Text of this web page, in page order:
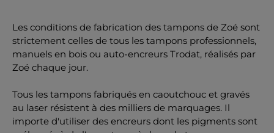
Les conditions de fabrication des tampons de Zoé sont
strictement celles de tous les tampons professionnels,
manuels en bois ou auto-encreurs Trodat, réalisés par
Zoé chaque jour.
Tous les tampons fabriqués en caoutchouc et gravés
au laser résistent à des milliers de marquages. Il
importe d'utiliser des encreurs dont les pigments sont